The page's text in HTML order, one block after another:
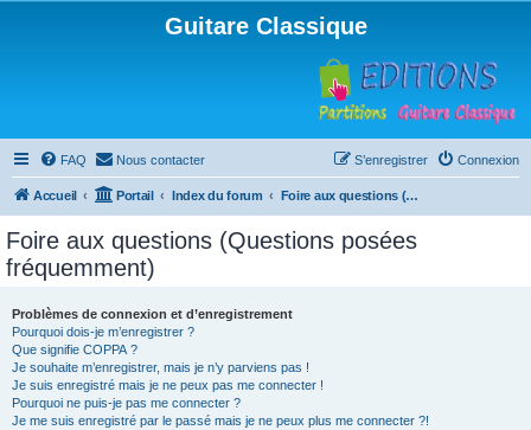
Guitare Classique
FAQ Nous contacter Connexion
S’enregistrer
Accueil Portail Index du forum Foire aux questions (Questions posées fréquemment)
Foire aux questions (Questions posées
fréquemment)
Problèmes de connexion et d’enregistrement
Pourquoi dois-je m’enregistrer ?
Que signifie COPPA ?
Je souhaite m’enregistrer, mais je n’y parviens pas !
Je suis enregistré mais je ne peux pas me connecter !
Pourquoi ne puis-je pas me connecter ?
Je me suis enregistré par le passé mais je ne peux plus me connecter ?!